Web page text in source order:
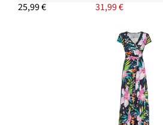
25,99 € 31,99 €